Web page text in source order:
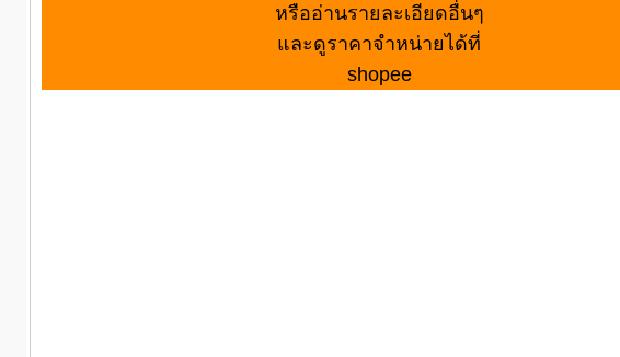
หรืออ่านรายละเอียดอื่นๆ
และดูราคาจำหน่ายได้ที่
shopee